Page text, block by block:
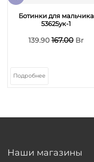
Ботинки для мальчика
53625ук-1
139.90 167.00 Br
Подробнее
Наши магазины